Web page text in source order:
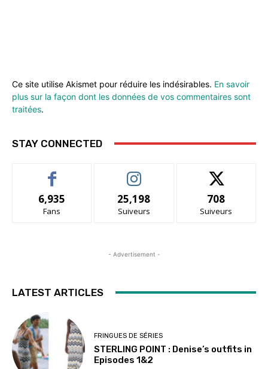
Ce site utilise Akismet pour réduire les indésirables. En savoir
plus sur la façon dont les données de vos commentaires sont
traitées.
STAY CONNECTED
6,935
Fans
25,198
Suiveurs
708
Suiveurs
- Advertisement -
LATEST ARTICLES
FRINGUES DE SÉRIES
STERLING POINT : Denise’s outfits in
Episodes 1&2